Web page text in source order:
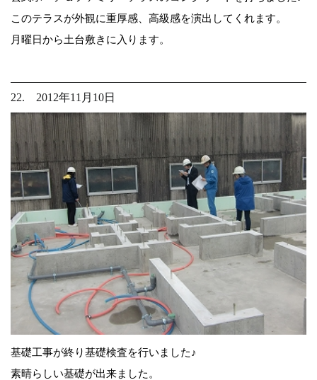
このテラスが外観に重厚感、高級感を演出してくれます。
月曜日から土台敷きに入ります。
22. 2012年11月10日
基礎工事が終り基礎検査を行いました♪
素晴らしい基礎が出来ました。